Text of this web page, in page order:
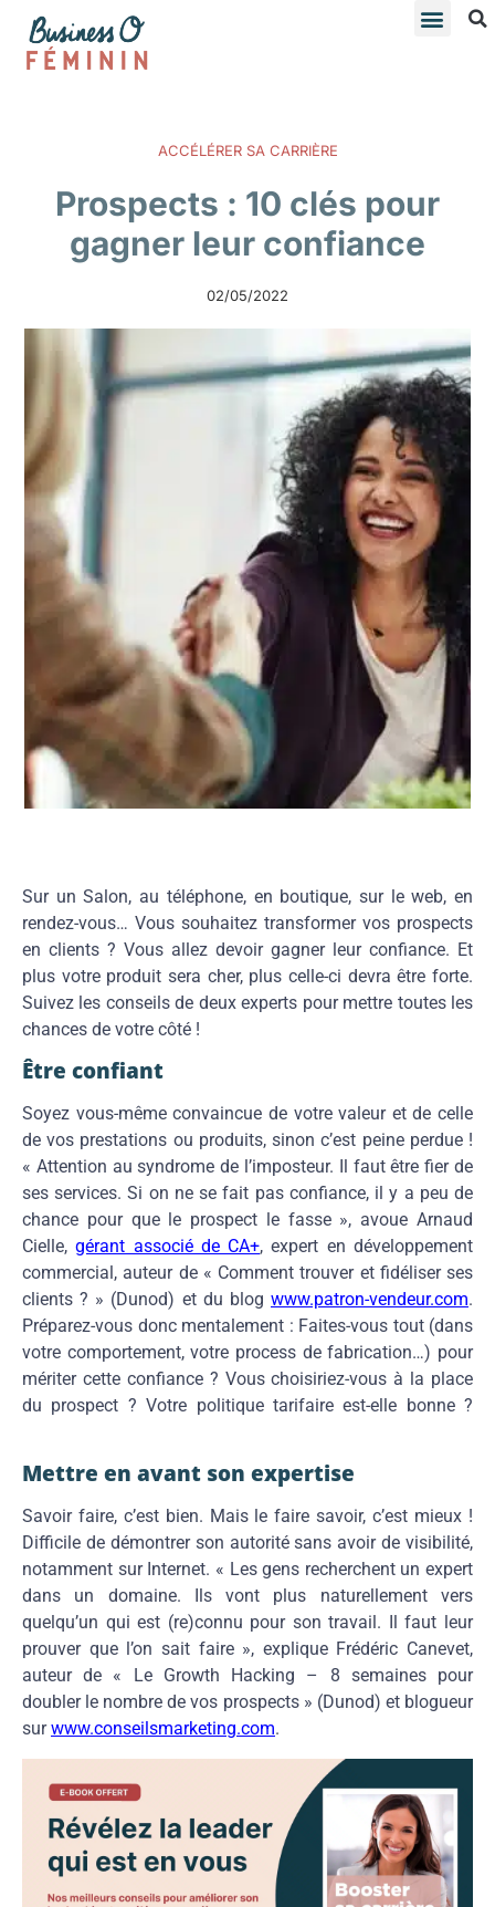
ACCÉLÉRER SA CARRIÈRE
Prospects : 10 clés pour
gagner leur confiance
02/05/2022
Sur un Salon, au téléphone, en boutique, sur le web, en
rendez-vous… Vous souhaitez transformer vos prospects
en clients ? Vous allez devoir gagner leur confiance. Et
plus votre produit sera cher, plus celle-ci devra être forte.
Suivez les conseils de deux experts pour mettre toutes les
chances de votre côté !
Être confiant
Soyez vous-même convaincue de votre valeur et de celle
de vos prestations ou produits, sinon c’est peine perdue !
« Attention au syndrome de l’imposteur. Il faut être fier de
ses services. Si on ne se fait pas confiance, il y a peu de
chance pour que le prospect le fasse », avoue Arnaud
Cielle,gérant associé de CA+, expert en développement
commercial, auteur de « Comment trouver et fidéliser ses
clients ? » (Dunod) et du blog www.patron-vendeur.com.
Préparez-vous donc mentalement : Faites-vous tout (dans
votre comportement, votre process de fabrication…) pour
mériter cette confiance ? Vous choisiriez-vous à la place
du prospect ? Votre politique tarifaire est-elle bonne ?
Mettre en avant son expertise
Savoir faire, c’est bien. Mais le faire savoir, c’est mieux !
Difficile de démontrer son autorité sans avoir de visibilité,
notamment sur Internet. « Les gens recherchent un expert
dans un domaine. Ils vont plus naturellement vers
quelqu’un qui est (re)connu pour son travail. Il faut leur
prouver que l’on sait faire », explique Frédéric Canevet,
auteur de « Le Growth Hacking – 8 semaines pour
doubler le nombre de vos prospects » (Dunod) et blogueur
surwww.conseilsmarketing.com.